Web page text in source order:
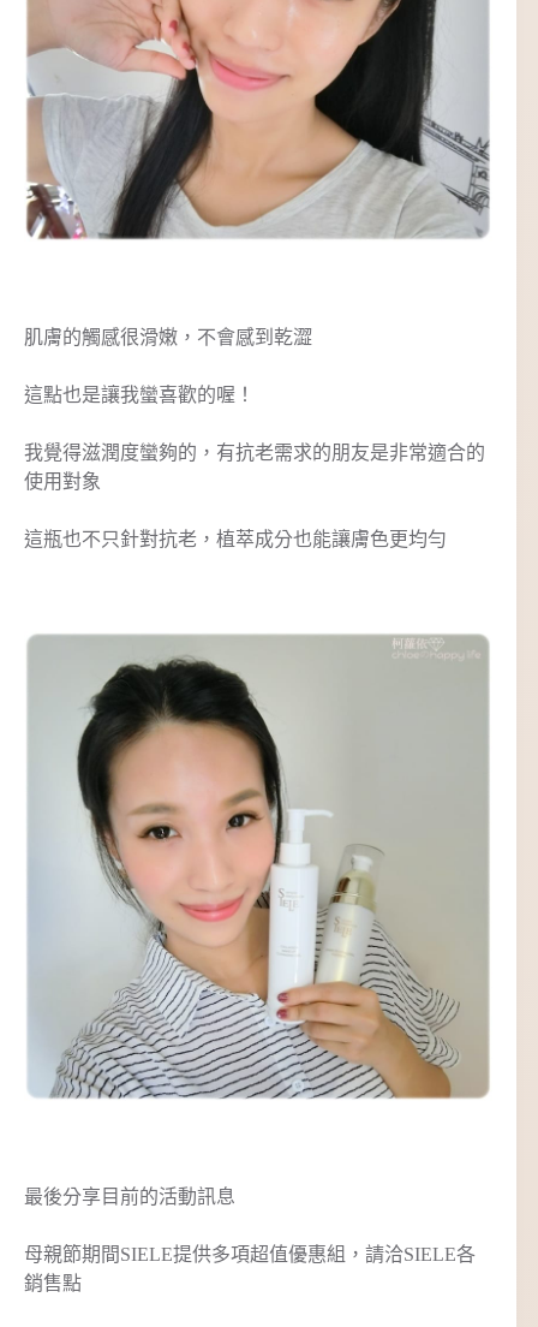
肌膚的觸感很滑嫩，不會感到乾澀
這點也是讓我蠻喜歡的喔！
我覺得滋潤度蠻夠的，有抗老需求的朋友是非常適合的
使用對象
這瓶也不只針對抗老，植萃成分也能讓膚色更均勻
最後分享目前的活動訊息
母親節期間SIELE提供多項超值優惠組，請洽SIELE各
銷售點